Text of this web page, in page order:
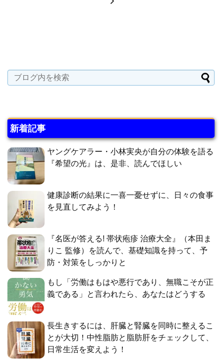
新着記事
ヤングケアラー・小林実央が自分の体験を語る
『希望の光』は、是非、読んでほしい
健康診断の結果に一喜一憂せずに、日々の食事
を見直してみよう！
『名医が答える! 帯状疱疹 治療大全』（本田ま
りこ 監修）を読んで、基礎知識を持って、予
防・対策をしっかりと
もし「労働はもはや悪行であり、無職こそが正
義である」と言われたら、あなたはどうする
長生きするには、肝臓と腎臓を同時に整えるこ
とが大切！中性脂肪と脂肪肝をチェックして、
日常生活を変えよう！